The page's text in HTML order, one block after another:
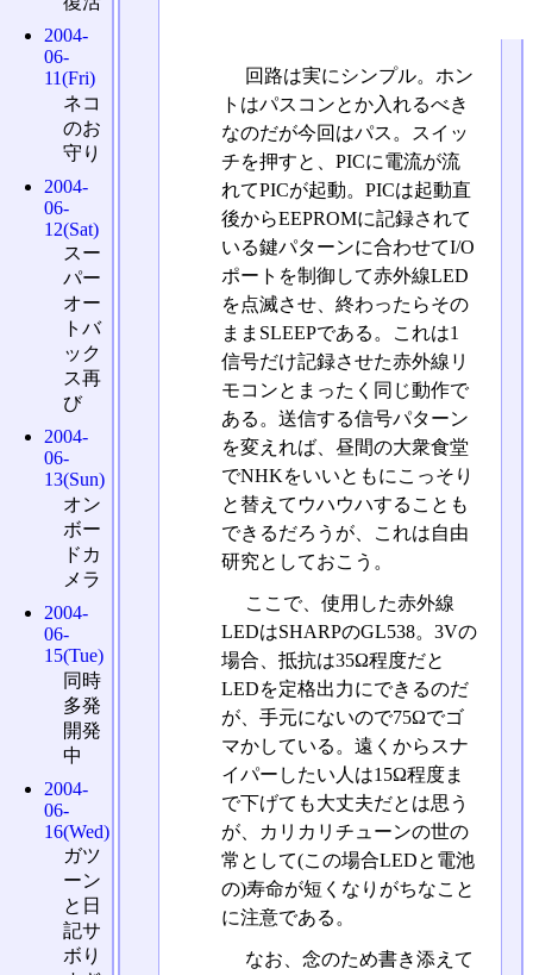
回路は実にシンプル。ホン
トはパスコンとか入れるべき
なのだが今回はパス。スイッ
チを押すと、PICに電流が流
れてPICが起動。PICは起動直
後からEEPROMに記録されて
いる鍵パターンに合わせてI/O
ポートを制御して赤外線LED
を点滅させ、終わったらその
ままSLEEPである。これは1
信号だけ記録させた赤外線リ
モコンとまったく同じ動作で
ある。送信する信号パターン
を変えれば、昼間の大衆食堂
でNHKをいいともにこっそり
と替えてウハウハすることも
できるだろうが、これは自由
研究としておこう。
ここで、使用した赤外線
LEDはSHARPのGL538。3Vの
場合、抵抗は35Ω程度だと
LEDを定格出力にできるのだ
が、手元にないので75Ωでゴ
マかしている。遠くからスナ
イパーしたい人は15Ω程度ま
で下げても大丈夫だとは思う
が、カリカリチューンの世の
常として(この場合LEDと電池
の)寿命が短くなりがちなこと
に注意である。
なお、念のため書き添えて
2004-
06-
11(Fri)
ネコ
のお
守り
2004-
06-
12(Sat)
スー
パー
オー
トバ
ック
ス再
び
2004-
06-
13(Sun)
オン
ボー
ドカ
メラ
2004-
06-
15(Tue)
同時
多発
開発
中
2004-
06-
16(Wed)
ガツ
ーン
と日
記サ
ボり